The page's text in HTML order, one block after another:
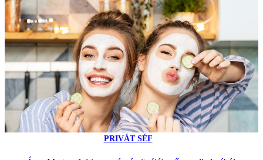
PRIVÁT SÉF